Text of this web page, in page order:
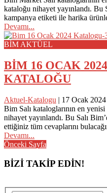
kataloğu nihayet yayınlandı. Bu
kampanya etiketi ile harika
Devamı...
BİM AKTÜEL
BİM 16 OCAK
KATALOĞU
Aktuel-Katalogu | 17 Ocak 2024
Bim Salı kataloglarının en
nihayet yayınlandı. Bu Salı
ettiğiniz tüm cevaplarını
Devamı...
Posts
navigation
Önceki Sayfa
BİZİ TAKİP EDİN!